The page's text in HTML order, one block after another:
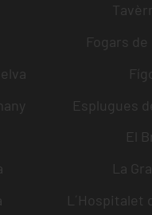
Fogars
Esplugues
El
La
L´Hospitalet